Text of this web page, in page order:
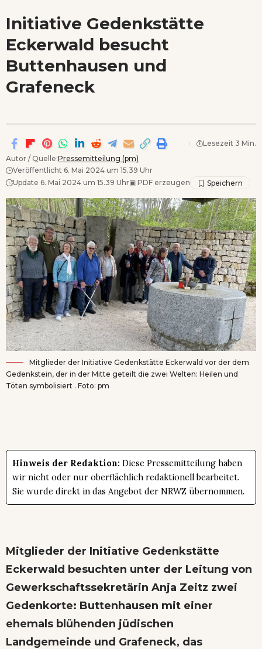
Initiative Gedenkstätte
Eckerwald besucht
Buttenhausen und
Grafeneck
Autor / Quelle:Pressemitteilung (pm)
Veröffentlicht 6. Mai 2024 um 15.39 Uhr
Update 6. Mai 2024 um 15.39 Uhr▣ PDF erzeugen
Lesezeit 3 Min.
Mitglieder der Initiative Gedenkstätte Eckerwald vor der dem
Gedenkstein, der in der Mitte geteilt die zwei Welten: Heilen und
Töten symbolisiert . Foto: pm
Hinweis der Redaktion: Diese Pressemitteilung haben
wir nicht oder nur oberflächlich redaktionell bearbeitet.
Sie wurde direkt in das Angebot der NRWZ übernommen.
Mitglieder der Initiative Gedenkstätte
Eckerwald besuchten unter der Leitung von
Gewerkschaftssekretärin Anja Zeitz zwei
Gedenkorte: Buttenhausen mit einer
ehemals blühenden jüdischen
Landgemeinde und Grafeneck, das